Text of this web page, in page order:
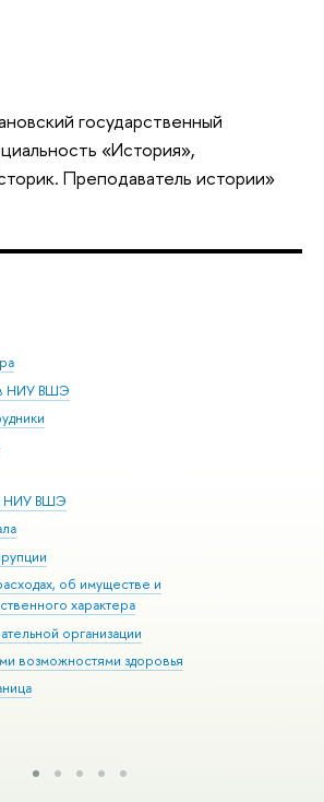
государственный
«История»,
Преподаватель истории»
в НИУ ВШЭ
НИУ ВШЭ
об имуществе и
характера
организации
возможностями здоровья